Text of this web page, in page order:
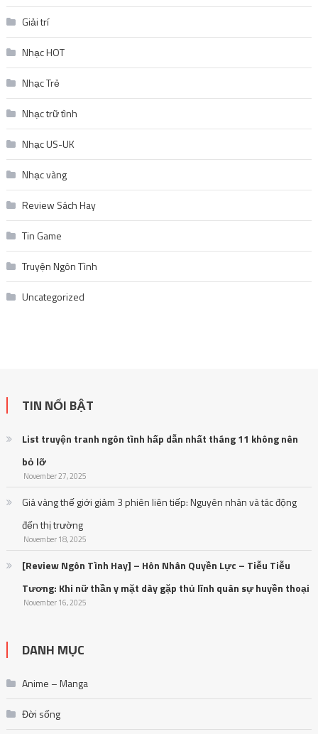
Giải trí
Nhạc HOT
Nhạc Trẻ
Nhạc trữ tình
Nhạc US-UK
Nhạc vàng
Review Sách Hay
Tin Game
Truyện Ngôn Tình
Uncategorized
TIN NỔI BẬT
List truyện tranh ngôn tình hấp dẫn nhất tháng 11 không nên
bỏ lỡ
November 27, 2025
Giá vàng thế giới giảm 3 phiên liên tiếp: Nguyên nhân và tác động
đến thị trường
November 18, 2025
[Review Ngôn Tình Hay] – Hôn Nhân Quyền Lực – Tiễu Tiễu
Tương: Khi nữ thần y mặt dày gặp thủ lĩnh quân sự huyền thoại
November 16, 2025
DANH MỤC
Anime – Manga
Đời sống